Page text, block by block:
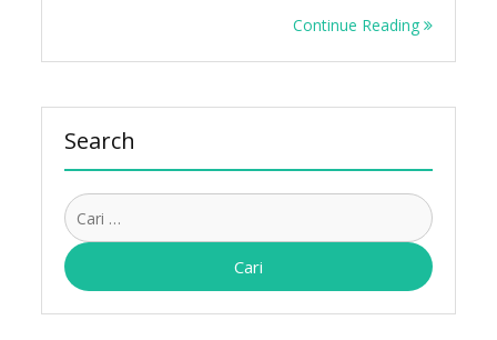
Continue Reading
Search
Cari
untuk: